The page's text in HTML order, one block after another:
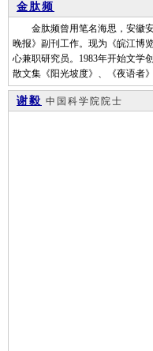
金肽频
金肽频曾用笔名海思，安徽安
晚报》副刊工作。现为《皖江博
心兼职研究员。1983年开始文学
散文集《阳光坡度》、《夜语
谢毅 中国科学院院士